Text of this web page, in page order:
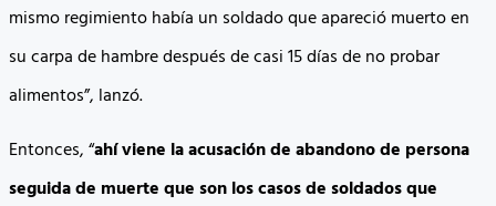
mismo regimiento había un soldado que apareció muerto en
su carpa de hambre después de casi 15 días de no probar
alimentos”, lanzó.
Entonces, “ahí viene la acusación de abandono de persona
seguida de muerte que son los casos de soldados que